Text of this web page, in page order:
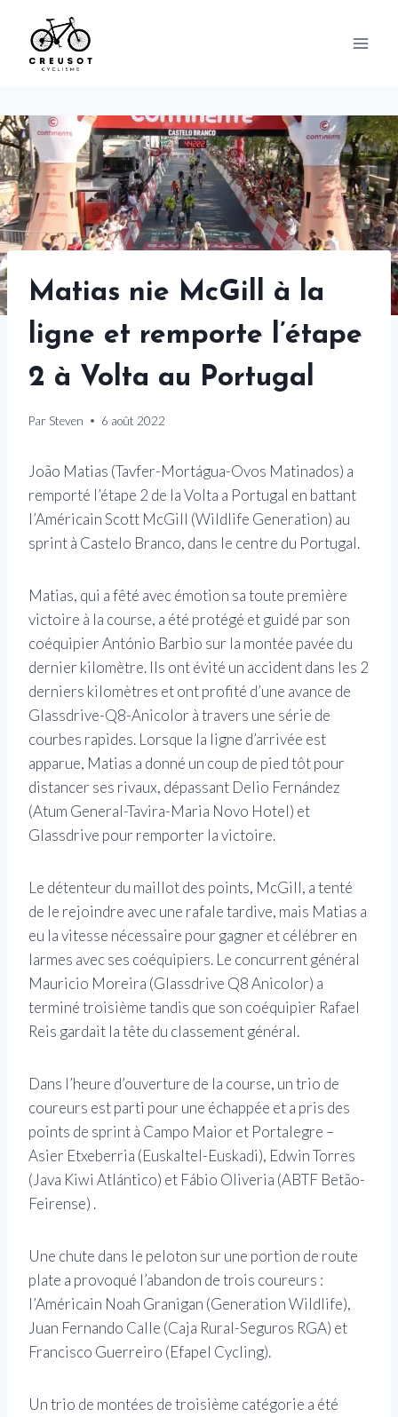
content
Matias nie McGill à la
ligne et remporte l’étape
2 à Volta au Portugal
Par Steven 6 août 2022
João Matias (Tavfer-Mortágua-Ovos Matinados) a
remporté l’étape 2 de la Volta a Portugal en battant
l’Américain Scott McGill (Wildlife Generation) au
sprint à Castelo Branco, dans le centre du Portugal.
Matias, qui a fêté avec émotion sa toute première
victoire à la course, a été protégé et guidé par son
coéquipier António Barbio sur la montée pavée du
dernier kilomètre. Ils ont évité un accident dans les 2
derniers kilomètres et ont profité d’une avance de
Glassdrive-Q8-Anicolor à travers une série de
courbes rapides. Lorsque la ligne d’arrivée est
apparue, Matias a donné un coup de pied tôt pour
distancer ses rivaux, dépassant Delio Fernández
(Atum General-Tavira-Maria Novo Hotel) et
Glassdrive pour remporter la victoire.
Le détenteur du maillot des points, McGill, a tenté
de le rejoindre avec une rafale tardive, mais Matias a
eu la vitesse nécessaire pour gagner et célébrer en
larmes avec ses coéquipiers. Le concurrent général
Mauricio Moreira (Glassdrive Q8 Anicolor) a
terminé troisième tandis que son coéquipier Rafael
Reis gardait la tête du classement général.
Dans l’heure d’ouverture de la course, un trio de
coureurs est parti pour une échappée et a pris des
points de sprint à Campo Maior et Portalegre –
Asier Etxeberria (Euskaltel-Euskadi), Edwin Torres
(Java Kiwi Atlántico) et Fábio Oliveria (ABTF Betão-
Feirense) .
Une chute dans le peloton sur une portion de route
plate a provoqué l’abandon de trois coureurs :
l’Américain Noah Granigan (Generation Wildlife),
Juan Fernando Calle (Caja Rural-Seguros RGA) et
Francisco Guerreiro (Efapel Cycling).
Un trio de montées de troisième catégorie a été